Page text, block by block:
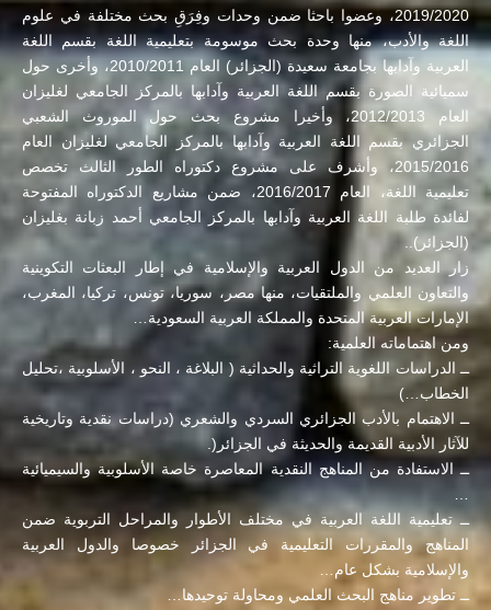
2019/2020، وعضوا باحثا ضمن وحدات وفِرَقِ بحث مختلفة في علوم
اللغة والأدب، منها وحدة بحث موسومة بتعليمية اللغة بقسم اللغة
العربية وآدابها بجامعة سعيدة (الجزائر) العام 2010/2011، وأخرى حول
سميائية الصورة بقسم اللغة العربية وآدابها بالمركز الجامعي لغليزان
العام 2012/2013، وأخيرا مشروع بحث حول الموروث الشعبي
الجزائري بقسم اللغة العربية وآدابها بالمركز الجامعي لغليزان العام
2015/2016، وأشرف على مشروع دكتوراه الطور الثالث تخصص
تعليمية اللغة، العام 2016/2017، ضمن مشاريع الدكتوراه المفتوحة
لفائدة طلبة اللغة العربية وآدابها بالمركز الجامعي أحمد زبانة بغليزان
(الجزائر)..
زار العديد من الدول العربية والإسلامية في إطار البعثات التكوينية
والتعاون العلمي والملتقيات، منها مصر، سوريا، تونس، تركيا، المغرب،
الإمارات العربية المتحدة والمملكة العربية السعودية…
ومن اهتماماته العلمية:
ــ الدراسات اللغوية التراثية والحداثية ( البلاغة ، النحو ، الأسلوبية ،تحليل
الخطاب…)
ــ الاهتمام بالأدب الجزائري السردي والشعري (دراسات نقدية وتاريخية
للآثار الأدبية القديمة والحديثة في الجزائر(.
ــ الاستفادة من المناهج النقدية المعاصرة خاصة الأسلوبية والسيميائية
ــ تعليمية اللغة العربية في مختلف الأطوار والمراحل التربوية ضمن
المناهج والمقررات التعليمية في الجزائر خصوصا والدول العربية
والإسلامية بشكل عام…
ــ تطوير مناهج البحث العلمي ومحاولة توحيدها…